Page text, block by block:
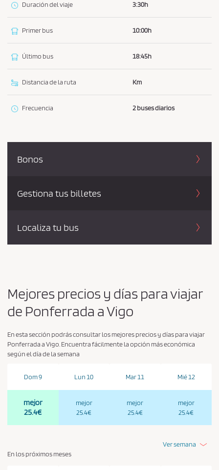
r
a
y
p
o
l
í
t
i
d
e
i
c
i
*
Duración del viaje 3:30h
Primer bus 10:00h
Último bus 18:45h
Distancia de la ruta Km
Frecuencia 2 buses diarios
Bonos
Gestiona tus billetes
Localiza tu bus
Mejores precios y días para viajar
de Ponferrada a Vigo
En esta sección podrás consultar los mejores precios y días para viajar
Ponferrada a Vigo. Encuentra fácilmente la opción más económica
según el día de la semana
Dom 9
mejor
25.4€
Lun 10
mejor
25.4€
Mar 11
mejor
25.4€
Mié 12
mejor
25.4€
Ver semana
En los próximos meses